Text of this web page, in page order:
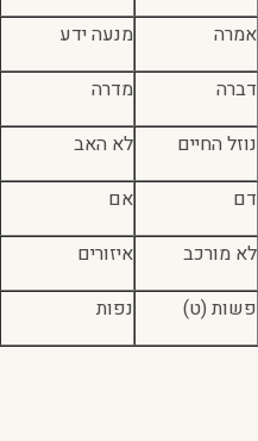
אמרה מנעה ידע
דברה מדרה
נוזל החיים לא האב
דם אם
לא מורכב איזורים
פשות (ט) נפות